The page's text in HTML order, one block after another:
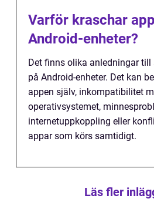
Varför kraschar
Android-enheter?
Det finns olika anledningar
på Android-enheter. Det kan
appen själv, inkompatibilitet
operativsystemet,
internetuppkoppling eller
appar som körs samtidigt.
Läs fler